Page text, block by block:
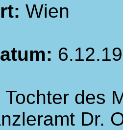
Wien
Tochter des
Dr.